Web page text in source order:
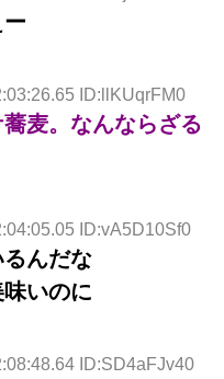
ID:llKUqrFM0
麦。なんならざる
ID:vA5D10Sf0
んだな
いのに
ID:SD4aFJv40